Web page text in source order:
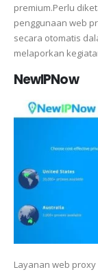
premium.Perlu
penggunaan web
secara otomatis
melaporkan
NewIPNow
Layanan web